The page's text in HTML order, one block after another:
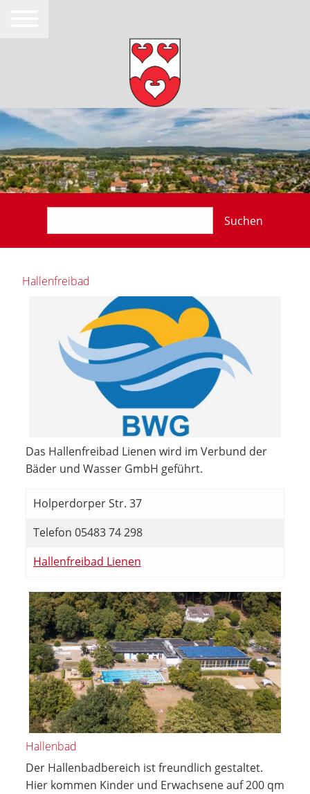
Suchen
Hallenfreibad
Das Hallenfreibad Lienen wird im Verbund der
Bäder und Wasser GmbH geführt.
Holperdorper Str. 37
Telefon 05483 74 298
Hallenfreibad Lienen
Hallenbad
Der Hallenbadbereich ist freundlich gestaltet.
Hier kommen Kinder und Erwachsene auf 200 qm